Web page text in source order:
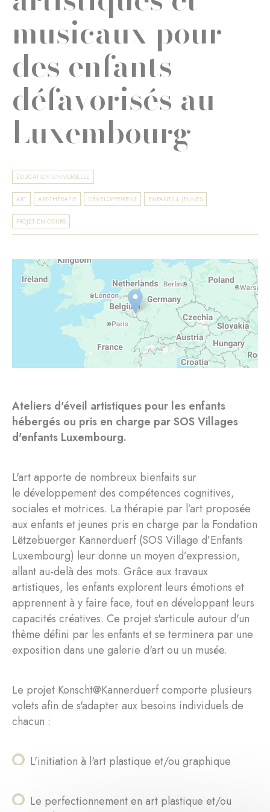
musicaux pour
des enfants
défavorisés au
Luxembourg
ÉDUCATION UNIVERSELLE
ART ART-THÉRAPIE DÉVELOPPEMENT ENFANTS & JEUNES
PROJET EN COURS
Ateliers d'éveil artistiques pour les enfants
hébergés ou pris en charge par SOS Villages
d'enfants Luxembourg.
L'art apporte de nombreux bienfaits sur
le développement des compétences cognitives,
sociales et motrices. La thérapie par l’art proposée
aux enfants et jeunes pris en charge par la Fondation
Lëtzebuerger Kannerduerf (SOS Village d’Enfants
Luxembourg) leur donne un moyen d’expression,
allant au-delà des mots. Grâce aux travaux
artistiques, les enfants explorent leurs émotions et
apprennent à y faire face, tout en développant leurs
capacités créatives. Ce projet s'articule autour d'un
thème défini par les enfants et se terminera par une
exposition dans une galerie d'art ou un musée.
Le projet Konscht@Kannerduerf comporte plusieurs
volets afin de s'adapter aux besoins individuels de
chacun :
L'initiation à l'art plastique et/ou graphique
Le perfectionnement en art plastique et/ou